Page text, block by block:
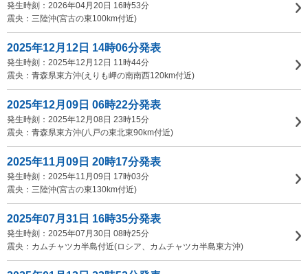
発生時刻：2026年04月20日 16時53分
震央：三陸沖(宮古の東100km付近)
2025年12月12日 14時06分発表
発生時刻：2025年12月12日 11時44分
震央：青森県東方沖(えりも岬の南南西120km付近)
2025年12月09日 06時22分発表
発生時刻：2025年12月08日 23時15分
震央：青森県東方沖(八戸の東北東90km付近)
2025年11月09日 20時17分発表
発生時刻：2025年11月09日 17時03分
震央：三陸沖(宮古の東130km付近)
2025年07月31日 16時35分発表
発生時刻：2025年07月30日 08時25分
震央：カムチャツカ半島付近(ロシア、カムチャツカ半島東方沖)